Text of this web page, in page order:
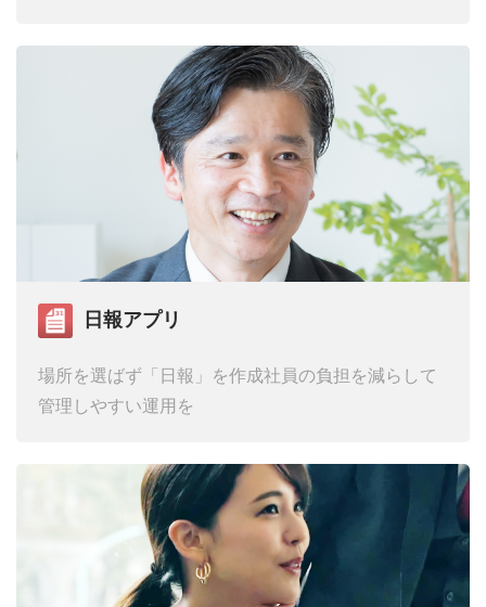
日報アプリ
場所を選ばず「日報」を作成社員の負担を減らして
管理しやすい運用を